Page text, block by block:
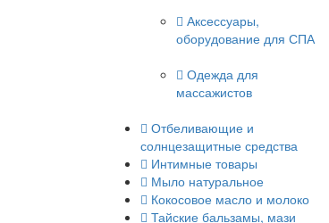
Аксессуары,
оборудование для СПА
Одежда для
массажистов
Отбеливающие и
солнцезащитные средства
Интимные товары
Мыло натуральное
Кокосовое масло и молоко
Тайские бальзамы, мази